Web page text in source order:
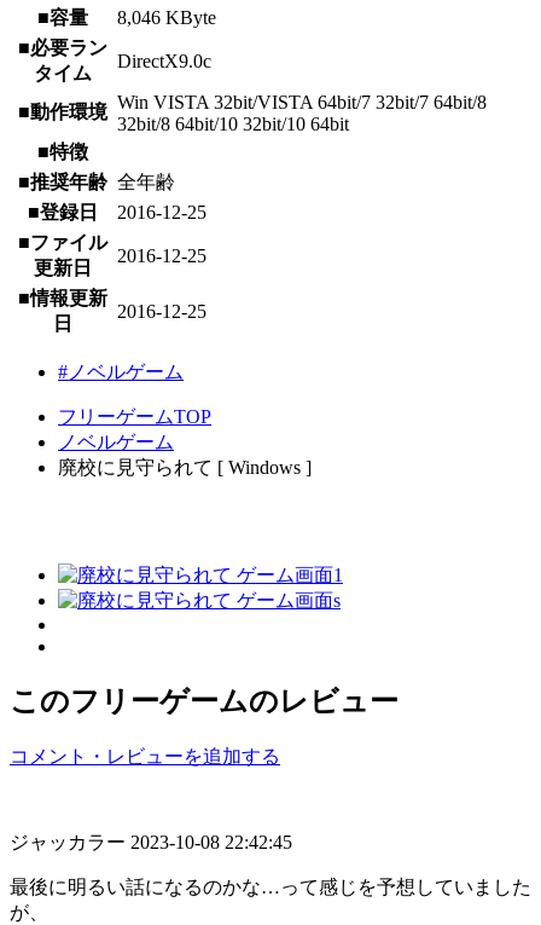
■容量
8,046 KByte
■必要ラン
タイム
DirectX9.0c
■動作環境 Win VISTA 32bit/VISTA 64bit/7 32bit/7 64bit/8
32bit/8 64bit/10 32bit/10 64bit
■特徴
■推奨年齢 全年齢
■登録日
2016-12-25
■ファイル
更新日
2016-12-25
■情報更新
日
2016-12-25
#ノベルゲーム
フリーゲームTOP
ノベルゲーム
廃校に見守られて [ Windows ]
このフリーゲームのレビュー
コメント・レビューを追加する
ジャッカラー 2023-10-08 22:42:45
最後に明るい話になるのかな…って感じを予想していました
が、